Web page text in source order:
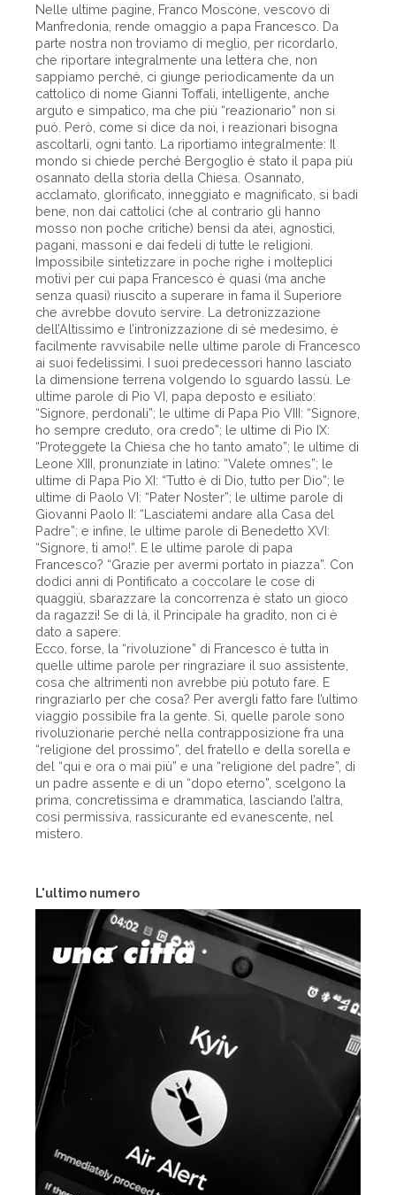
L'ultimo numero
Nelle ultime pagine, Franco Moscone, vescovo di
Manfredonia, rende omaggio a papa Francesco. Da
parte nostra non troviamo di meglio, per ricordarlo,
che riportare integralmente una lettera che, non
sappiamo perché, ci giunge periodicamente da un
cattolico di nome Gianni Toffali, intelligente, anche
arguto e simpatico, ma che più “reazionario” non si
può. Però, come si dice da noi, i reazionari bisogna
ascoltarli, ogni tanto. La riportiamo integralmente: Il
mondo si chiede perché Bergoglio è stato il papa più
osannato della storia della Chiesa. Osannato,
acclamato, glorificato, inneggiato e magnificato, si badi
bene, non dai cattolici (che al contrario gli hanno
mosso non poche critiche) bensì da atei, agnostici,
pagani, massoni e dai fedeli di tutte le religioni.
Impossibile sintetizzare in poche righe i molteplici
motivi per cui papa Francesco è quasi (ma anche
senza quasi) riuscito a superare in fama il Superiore
che avrebbe dovuto servire. La detronizzazione
dell’Altissimo e l’intronizzazione di sé medesimo, è
facilmente ravvisabile nelle ultime parole di Francesco
ai suoi fedelissimi. I suoi predecessori hanno lasciato
la dimensione terrena volgendo lo sguardo lassù. Le
ultime parole di Pio VI, papa deposto e esiliato:
“Signore, perdonali”; le ultime di Papa Pio VIII: “Signore,
ho sempre creduto, ora credo”; le ultime di Pio IX:
“Proteggete la Chiesa che ho tanto amato”; le ultime di
Leone XIII, pronunziate in latino: “Valete omnes”; le
ultime di Papa Pio XI: “Tutto è di Dio, tutto per Dio”; le
ultime di Paolo VI: “Pater Noster”; le ultime parole di
Giovanni Paolo II: “Lasciatemi andare alla Casa del
Padre”; e infine, le ultime parole di Benedetto XVI:
“Signore, ti amo!”. E le ultime parole di papa
Francesco? “Grazie per avermi portato in piazza”. Con
dodici anni di Pontificato a coccolare le cose di
quaggiù, sbarazzare la concorrenza è stato un gioco
da ragazzi! Se di là, il Principale ha gradito, non ci è
dato a sapere.
Ecco, forse, la “rivoluzione” di Francesco è tutta in
quelle ultime parole per ringraziare il suo assistente,
cosa che altrimenti non avrebbe più potuto fare. E
ringraziarlo per che cosa? Per avergli fatto fare l’ultimo
viaggio possibile fra la gente. Sì, quelle parole sono
rivoluzionarie perché nella contrapposizione fra una
“religione del prossimo”, del fratello e della sorella e
del “qui e ora o mai più” e una “religione del padre”, di
un padre assente e di un “dopo eterno”, scelgono la
prima, concretissima e drammatica, lasciando l’altra,
così permissiva, rassicurante ed evanescente, nel
mistero.